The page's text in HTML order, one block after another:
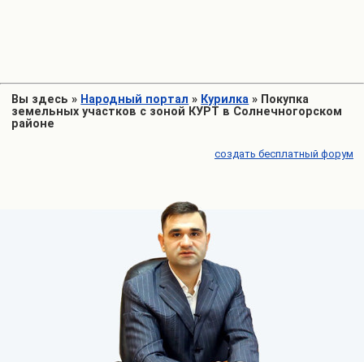
Вы здесь » Народный портал » Курилка » Покупка
земельных участков с зоной КУРТ в Солнечногорском
районе
создать бесплатный форум